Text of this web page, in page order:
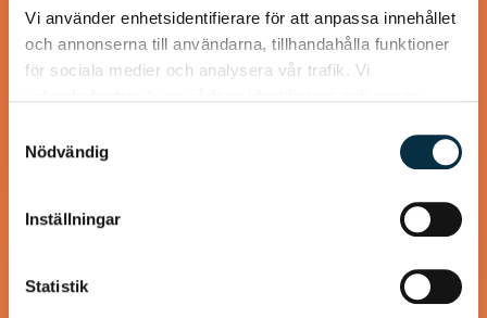
Vi använder enhetsidentifierare för att anpassa innehållet
och annonserna till användarna, tillhandahålla funktioner
för sociala medier och analysera vår trafik. Vi
annons- och analysföretag som vi samarbetar med.
Dessa kan i sin tur kombinera informationen med annan
information som du har tillhandahållit eller som de har
samlat in när du har använt deras tjänster.
Nödvändig
Inställningar
Statistik
Detta är ett recept som min kompis visade för mig. Brödet
är väldigt saftigt och gott. Fröna kan bytas ut mot nötter